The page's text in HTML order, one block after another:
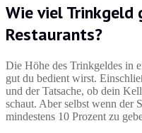
Wie viel Trinkgeld
Restaurants?
Die Höhe des Trinkgeldes in
gut du bedient wirst.
und der Tatsache, ob dein
schaut. Aber selbst wenn der
mindestens 10 Prozent zu